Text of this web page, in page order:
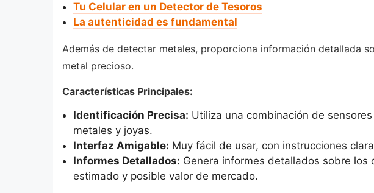
Tu Celular en un Detector de Tesoros
La autenticidad es fundamental
Además de detectar metales, proporciona información detallada
metal precioso.
Características Principales:
Identificación Precisa: Utiliza una combinación de
metales y joyas.
Interfaz Amigable: Muy fácil de usar, con instrucciones
Informes Detallados: Genera informes detallados sobre
estimado y posible valor de mercado.